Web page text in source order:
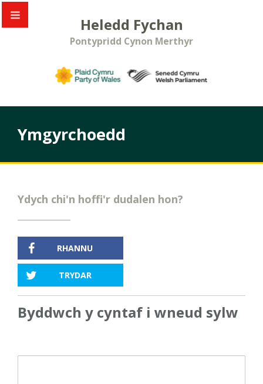
Heledd Fychan
Pontypridd Cynon Merthyr
Ymgyrchoedd
Ydych chi'n hoffi'r dudalen hon?
RHANNU
TRYDAR
Byddwch y cyntaf i wneud sylw